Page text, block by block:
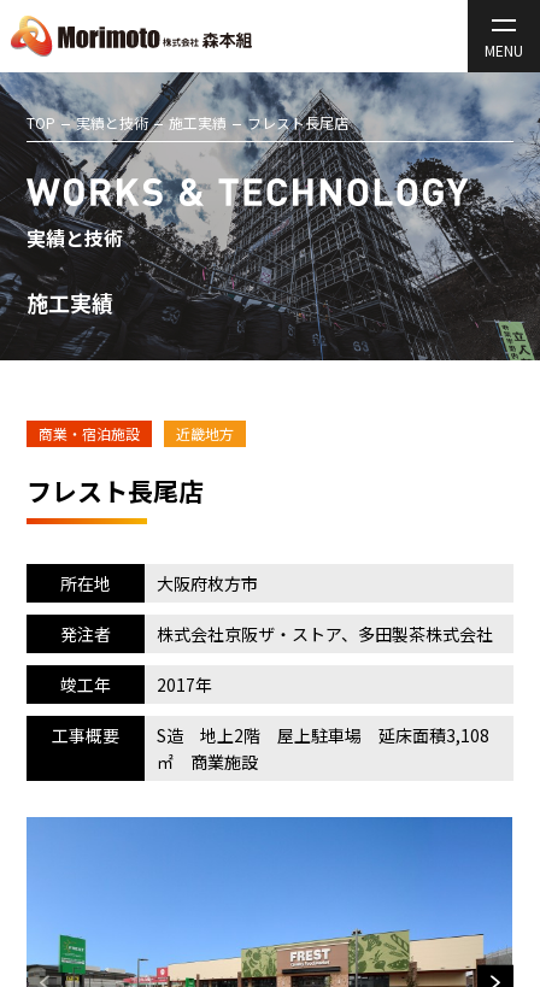
TOP 実績と技術 施工実績 フレスト長尾店
実績と技術
施工実績
商業・宿泊施設 近畿地方
フレスト長尾店
所在地 大阪府枚方市
発注者 株式会社京阪ザ・ストア、多田製茶株式会社
竣工年 2017年
工事概要
S造 地上2階 屋上駐車場 延床面積3,108
㎡ 商業施設